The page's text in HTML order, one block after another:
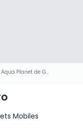
Aqua Planet de Gwanggyo
Mobiles